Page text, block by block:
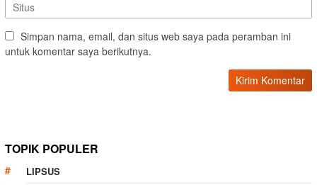
Simpan nama, email, dan situs web saya pada peramban ini
untuk komentar saya berikutnya.
TOPIK POPULER
LIPSUS